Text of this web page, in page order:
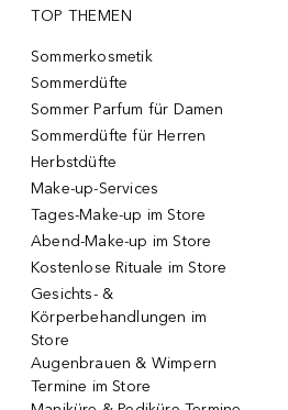
TOP THEMEN
Sommerkosmetik
Sommerdüfte
Sommer Parfum für Damen
Sommerdüfte für Herren
Herbstdüfte
Make-up-Services
Tages-Make-up im Store
Abend-Make-up im Store
Kostenlose Rituale im Store
Gesichts- &
Körperbehandlungen im
Store
Augenbrauen & Wimpern
Termine im Store